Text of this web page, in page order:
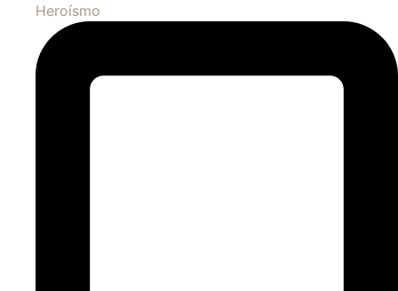
Heroísmo